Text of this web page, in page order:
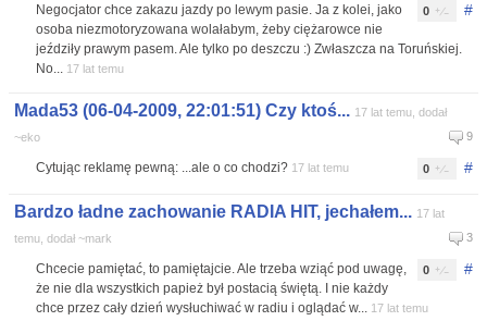
#
0
Negocjator chce zakazu jazdy po lewym pasie. Ja z kolei, jako
osoba niezmotoryzowana wolałabym, żeby ciężarowce nie
jeździły prawym pasem. Ale tylko po deszczu :) Zwłaszcza na Toruńskiej.
No... 17 lat temu
Mada53 (06-04-2009, 22:01:51) Czy ktoś... 17 lat temu, dodał
~eko
9
#
0
Cytując reklamę pewną: ...ale o co chodzi? 17 lat temu
Bardzo ładne zachowanie RADIA HIT, jechałem... 17 lat
temu, dodał ~mark
3
#
0
Chcecie pamiętać, to pamiętajcie. Ale trzeba wziąć pod uwagę,
że nie dla wszystkich papież był postacią świętą. I nie każdy
chce przez cały dzień wysłuchiwać w radiu i oglądać w... 17 lat temu